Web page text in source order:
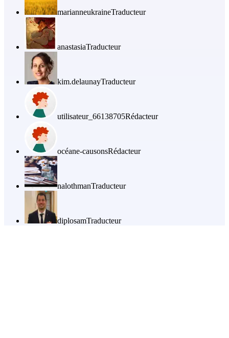
marianneukraineTraducteur
anastasiaTraducteur
kim.delaunayTraducteur
utilisateur_66138705Rédacteur
océane-causonsRédacteur
nalothmanTraducteur
diplosamTraducteur